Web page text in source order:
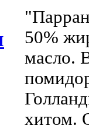
50%
масло.
хитом.